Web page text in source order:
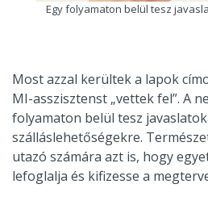
Egy folyamaton belül tesz
Most azzal kerültek a lapok
MI-asszisztenst „vettek fel”. A
folyamaton belül tesz
szálláslehetőségekre.
utazó számára azt is, hogy
lefoglalja és kifizesse a